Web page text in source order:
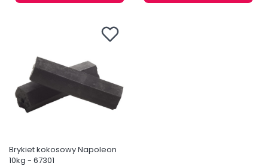
Brykiet kokosowy Napoleon
10kg - 67301